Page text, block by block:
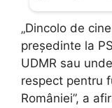
„Dincolo de
președinte la
UDMR sau
respect pentru
României”, a